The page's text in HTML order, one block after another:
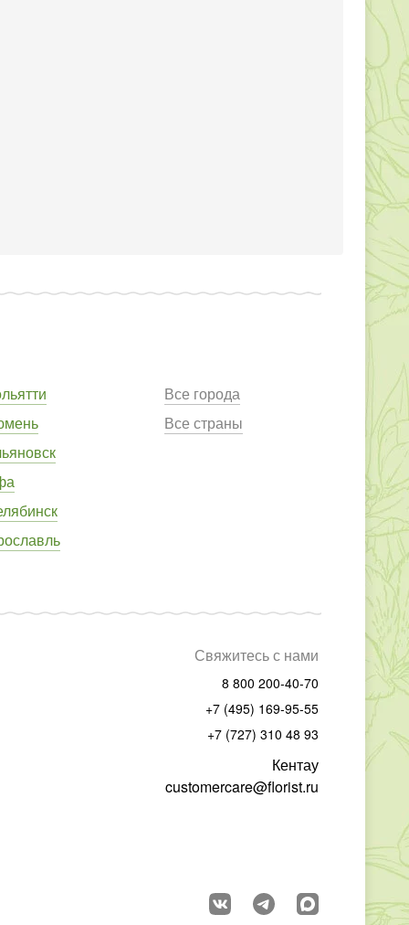
Все города
Все страны
Свяжитесь с нами
8 800 200-40-70
+7 (495) 169-95-55
+7 (727) 310 48 93
Кентау
customercare@florist.ru